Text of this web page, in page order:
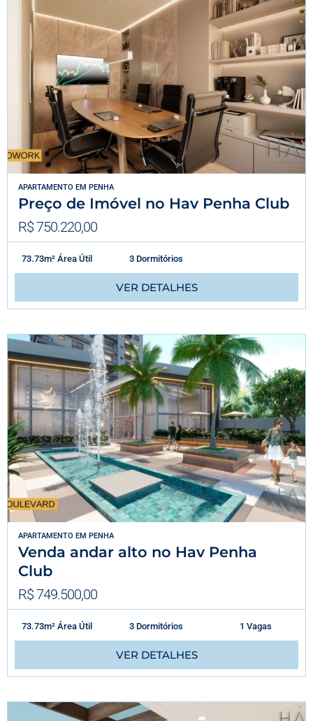
APARTAMENTO EM PENHA
Preço de Imóvel no Hav Penha Club
R$ 750.220,00
73.73m² Área Útil 3 Dormitórios
VER DETALHES
APARTAMENTO EM PENHA
Venda andar alto no Hav Penha
Club
R$ 749.500,00
73.73m² Área Útil 3 Dormitórios 1 Vagas
VER DETALHES